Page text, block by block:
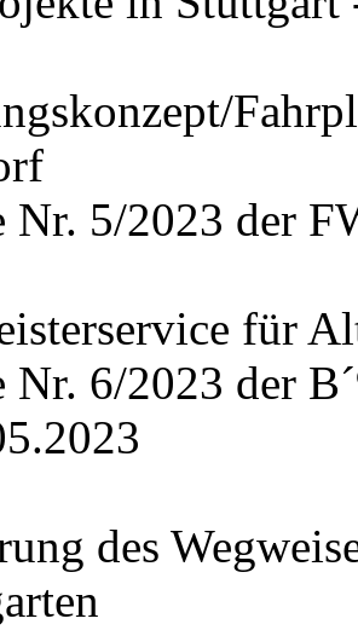
Nr. 5/2023 der
für
Nr. 6/2023 der
des